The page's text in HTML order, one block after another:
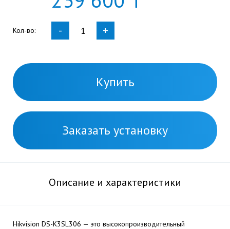
Кол-во: - +
Купить
Заказать установку
Описание и характеристики
Hikvision DS-K3SL306 — это высокопроизводительный